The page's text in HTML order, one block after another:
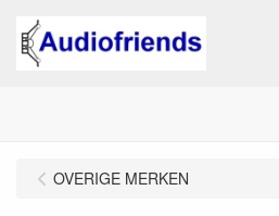
OVERIGE MERKEN